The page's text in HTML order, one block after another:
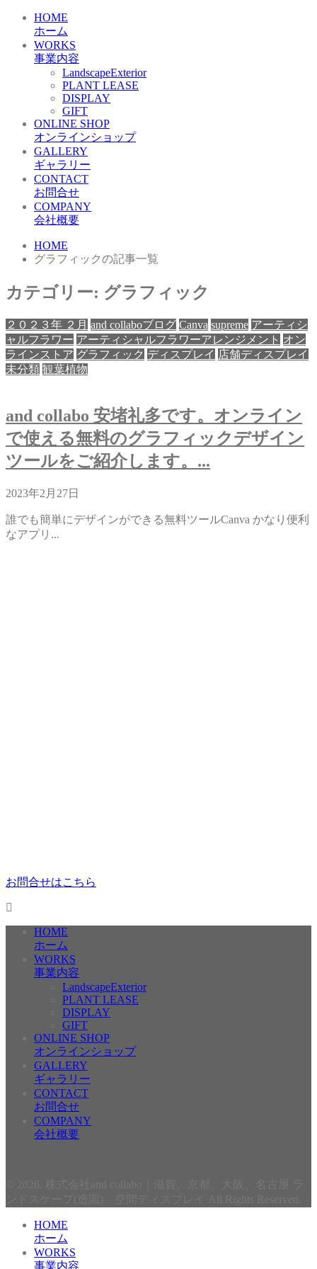
HOME
ホーム
WORKS
事業内容
LandscapeExterior
PLANT LEASE
DISPLAY
GIFT
ONLINE SHOP
オンラインショップ
GALLERY
ギャラリー
CONTACT
お問合せ
COMPANY
会社概要
HOME
グラフィックの記事一覧
カテゴリー: グラフィック
２０２３年 ２月 and collaboブログ Canva supreme アーティシ
ャルフラワー アーティシャルフラワーアレンジメント オン
ラインストア グラフィック ディスプレイ 店舗ディスプレイ
未分類 観葉植物
and collabo 安堵礼多です。オンライン
で使える無料のグラフィックデザイン
ツールをご紹介します。...
2023年2月27日
誰でも簡単にデザインができる無料ツールCanva かなり便利
なアプリ...
お問合せはこちら
HOME
ホーム
WORKS
事業内容
LandscapeExterior
PLANT LEASE
DISPLAY
GIFT
ONLINE SHOP
オンラインショップ
GALLERY
ギャラリー
CONTACT
お問合せ
COMPANY
会社概要
HOME
ホーム
WORKS
事業内容